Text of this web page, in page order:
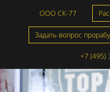
ООО СК-77
Задать вопрос прорабу
+7 (495)